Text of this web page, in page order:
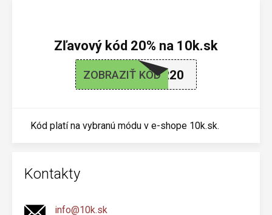
Zľavový kód 20% na 10k.sk
ZOBRAZIŤ KÓDSMR20
Kód platí na vybranú módu v e-shope 10k.sk.
Kontakty
info@10k.sk